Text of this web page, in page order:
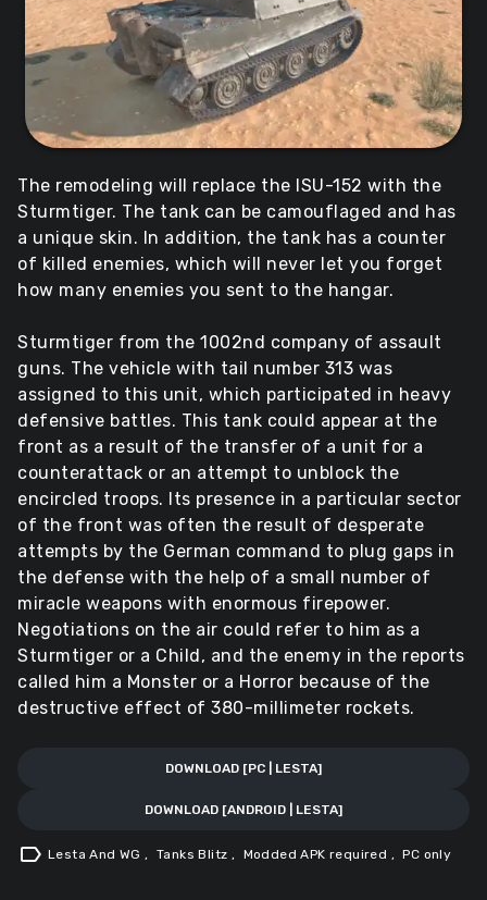
The remodeling will replace the ISU-152 with the
Sturmtiger. The tank can be camouflaged and has
a unique skin. In addition, the tank has a counter
of killed enemies, which will never let you forget
how many enemies you sent to the hangar.
Sturmtiger from the 1002nd company of assault
guns. The vehicle with tail number 313 was
assigned to this unit, which participated in heavy
defensive battles. This tank could appear at the
front as a result of the transfer of a unit for a
counterattack or an attempt to unblock the
encircled troops. Its presence in a particular sector
of the front was often the result of desperate
attempts by the German command to plug gaps in
the defense with the help of a small number of
miracle weapons with enormous firepower.
Negotiations on the air could refer to him as a
Sturmtiger or a Child, and the enemy in the reports
called him a Monster or a Horror because of the
destructive effect of 380-millimeter rockets.
DOWNLOAD [PC | LESTA]
DOWNLOAD [ANDROID | LESTA]
label Lesta And WG, Tanks Blitz , Modded APK required , PC only